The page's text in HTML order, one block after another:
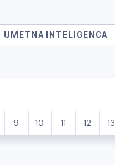
UMETNA INTELIGENCA
9 10 11 12 13